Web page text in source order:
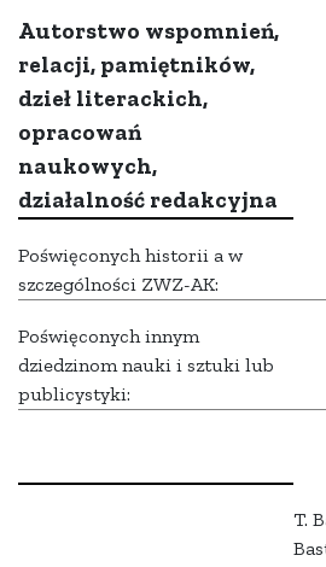
Autorstwo wspomnień,
relacji, pamiętników,
dzieł literackich,
opracowań
naukowych,
działalność redakcyjna
Poświęconych historii a w
szczególności ZWZ-AK:
Poświęconych innym
dziedzinom nauki i sztuki lub
publicystyki:
T.